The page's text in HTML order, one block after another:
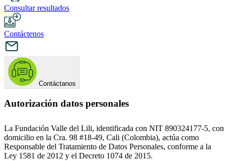
Consultar resultados
Contáctenos
Contáctanos
Autorización datos personales
La Fundación Valle del Lili, identificada con NIT 890324177-5, con
domicilio en la Cra. 98 #18-49, Cali (Colombia), actúa como
Responsable del Tratamiento de Datos Personales, conforme a la
Ley 1581 de 2012 y el Decreto 1074 de 2015.